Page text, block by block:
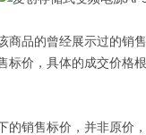
品的曾经展示过的销
价，具体的成交价格
销售标价，并非原价